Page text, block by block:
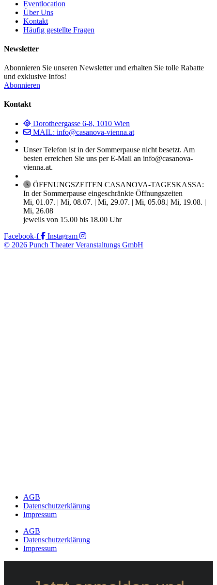
Eventlocation
Über Uns
Kontakt
Häufig gestellte Fragen
Newsletter
Abonnieren Sie unseren Newsletter und erhalten Sie tolle Rabatte
und exklusive Infos!
Abonnieren
Kontakt
Dorotheergasse 6-8, 1010 Wien
MAIL: info@casanova-vienna.at
Unser Telefon ist in der Sommerpause nicht besetzt. Am
besten erreichen Sie uns per E-Mail an info@casanova-
vienna.at.
ÖFFNUNGSZEITEN CASANOVA-TAGESKASSA:
In der Sommerpause eingeschränkte Öffnungszeiten
Mi, 01.07. | Mi, 08.07. | Mi, 29.07. | Mi, 05.08.| Mi, 19.08. |
Mi, 26.08
jeweils von 15.00 bis 18.00 Uhr
Facebook-f
Instagram
© 2026 Punch Theater Veranstaltungs GmbH
AGB
Datenschutzerklärung
Impressum
AGB
Datenschutzerklärung
Impressum